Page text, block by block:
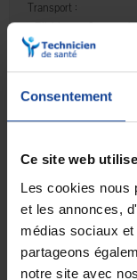
Consentement
Ce site web
Les cookies nous
et les annonces,
médias sociaux
partageons
notre site avec
Transport :
• Pliable :en 3
• Démontable :
avec les
support smartphone,
•Appui tête.
• Ceinture de maintien.
Sécurité :
• Freins de sécurité :